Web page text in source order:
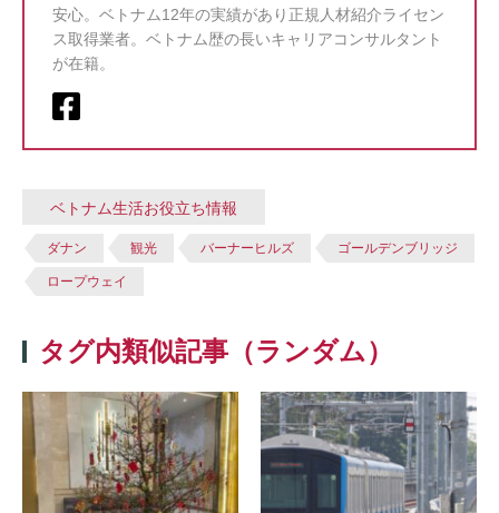
安心。ベトナム12年の実績があり正規人材紹介ライセン
ス取得業者。ベトナム歴の長いキャリアコンサルタント
が在籍。
ベトナム生活お役立ち情報
ダナン 観光 バーナーヒルズ ゴールデンブリッジ
ロープウェイ
タグ内類似記事（ランダム）